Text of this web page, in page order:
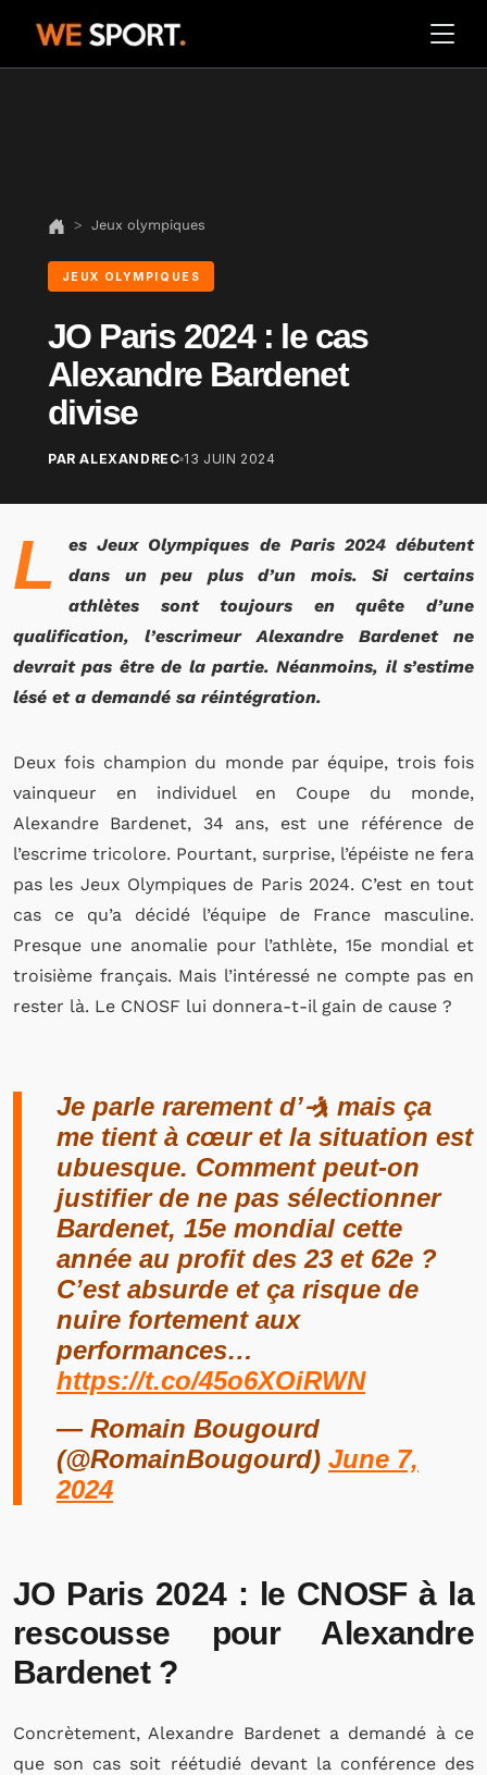
Jeux olympiques
JEUX OLYMPIQUES
JO Paris 2024 : le cas
Alexandre Bardenet
divise
PAR ALEXANDREC 13 JUIN 2024
L
es Jeux Olympiques de Paris 2024 débutent
dans un peu plus d’un mois. Si certains
athlètes sont toujours en quête d’une
qualification, l’escrimeur Alexandre Bardenet ne
devrait pas être de la partie. Néanmoins, il s’estime
lésé et a demandé sa réintégration.
Deux fois champion du monde par équipe, trois fois
vainqueur en individuel en Coupe du monde,
Alexandre Bardenet, 34 ans, est une référence de
l’escrime tricolore. Pourtant, surprise, l’épéiste ne fera
pas les Jeux Olympiques de Paris 2024. C’est en tout
cas ce qu’a décidé l’équipe de France masculine.
Presque une anomalie pour l’athlète, 15e mondial et
troisième français. Mais l’intéressé ne compte pas en
rester là. Le CNOSF lui donnera-t-il gain de cause ?
Je parle rarement d’🤺 mais ça
me tient à cœur et la situation est
ubuesque. Comment peut-on
justifier de ne pas sélectionner
Bardenet, 15e mondial cette
année au profit des 23 et 62e ?
C’est absurde et ça risque de
nuire fortement aux
performances…
https://t.co/45o6XOiRWN
— Romain Bougourd
(@RomainBougourd) June 7,
2024
JO Paris 2024 : le CNOSF à la
rescousse pour Alexandre
Bardenet ?
Concrètement, Alexandre Bardenet a demandé à ce
que son cas soit réétudié devant la conférence des